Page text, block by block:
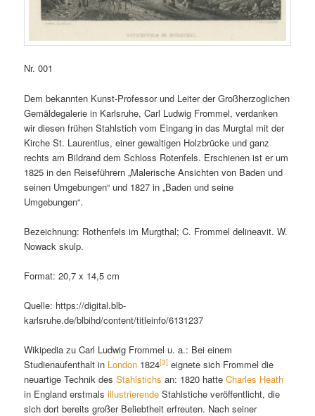
Nr. 001
Dem bekannten Kunst-Professor und Leiter der Großherzoglichen
Gemäldegalerie in Karlsruhe, Carl Ludwig Frommel, verdanken
wir diesen frühen Stahlstich vom Eingang in das Murgtal mit der
Kirche St. Laurentius, einer gewaltigen Holzbrücke und ganz
rechts am Bildrand dem Schloss Rotenfels. Erschienen ist er um
1825 in den Reiseführern „Malerische Ansichten von Baden und
seinen Umgebungen“ und 1827 in „Baden und seine
Umgebungen“.
Bezeichnung: Rothenfels im Murgthal; C. Frommel delineavit. W.
Nowack skulp.
Format: 20,7 x 14,5 cm
Quelle: https://digital.blb-
karlsruhe.de/blbihd/content/titleinfo/6131237
Wikipedia zu Carl Ludwig Frommel u. a.: Bei einem
Studienaufenthalt in London 1824[3] eignete sich Frommel die
neuartige Technik desStahlstichs an: 1820 hatteCharles Heath
in England erstmalsillustrierende Stahlstiche veröffentlicht, die
sich dort bereits großer Beliebtheit erfreuten. Nach seiner